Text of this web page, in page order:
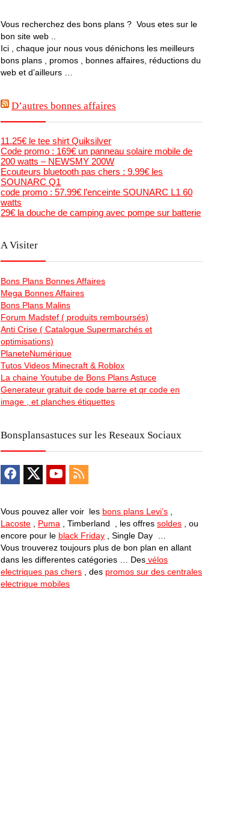
Vous recherchez des bons plans ? Vous etes sur le
bon site web ..
Ici , chaque jour nous vous dénichons les meilleurs
bons plans , promos , bonnes affaires, réductions du
web et d’ailleurs …
D’autres bonnes affaires
11.25€ le tee shirt Quiksilver
Code promo : 169€ un panneau solaire mobile de
200 watts – NEWSMY 200W
Ecouteurs bluetooth pas chers : 9.99€ les
SOUNARC Q1
code promo : 57.99€ l’enceinte SOUNARC L1 60
watts
29€ la douche de camping avec pompe sur batterie
A Visiter
Bons Plans Bonnes Affaires
Mega Bonnes Affaires
Bons Plans Malins
Forum Madstef ( produits remboursés)
Anti Crise ( Catalogue Supermarchés et
optimisations)
PlaneteNumérique
Tutos Videos Minecraft & Roblox
La chaine Youtube de Bons Plans Astuce
Generateur gratuit de code barre et qr code en
image , et planches étiquettes
Bonsplansastuces sur les Reseaux Sociaux
Vous pouvez aller voir les bons plans Levi’s
Lacoste
Puma , Timberland , les offres soldes , ou
encore pour le black Friday , Single Day …
Vous trouverez toujours plus de bon plan en allant
dans les differentes catégories … Des vélos
electriques pas chers , des promos sur des centrales
electrique mobiles